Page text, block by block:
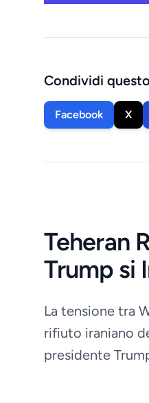
Condividi
Facebook X
Teheran
Trump si
La tensione tra
rifiuto iraniano
presidente